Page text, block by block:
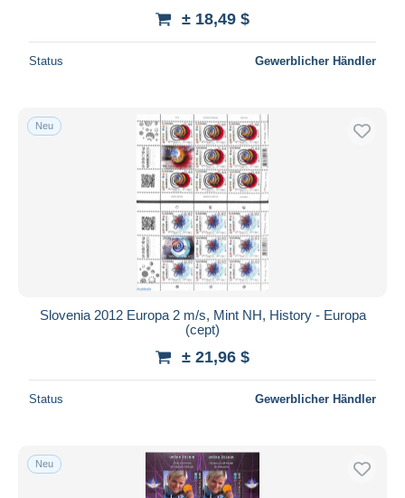
± 18,49 $
Status Gewerblicher Händler
Neu
Slovenia 2012 Europa 2 m/s, Mint NH, History - Europa
(cept)
± 21,96 $
Status Gewerblicher Händler
Neu